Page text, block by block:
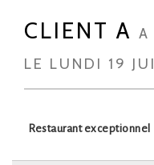
CLIENT A A
LE LUNDI 19
Restaurant exceptionnel